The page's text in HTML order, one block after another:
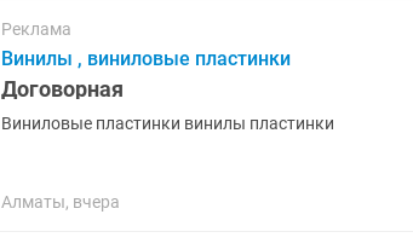
Реклама
Винилы , виниловые пластинки
Договорная
Виниловые пластинки винилы пластинки
Алматы, вчера